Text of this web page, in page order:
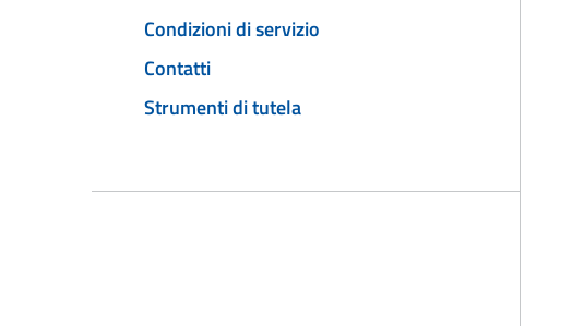
Condizioni di servizio
Contatti
Strumenti di tutela